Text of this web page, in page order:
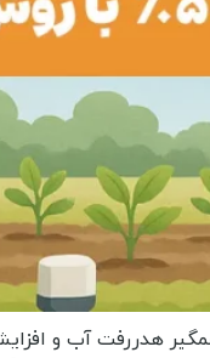
هدررفت آب و